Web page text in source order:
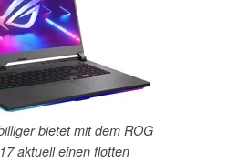
bietet mit dem ROG
aktuell einen flotten